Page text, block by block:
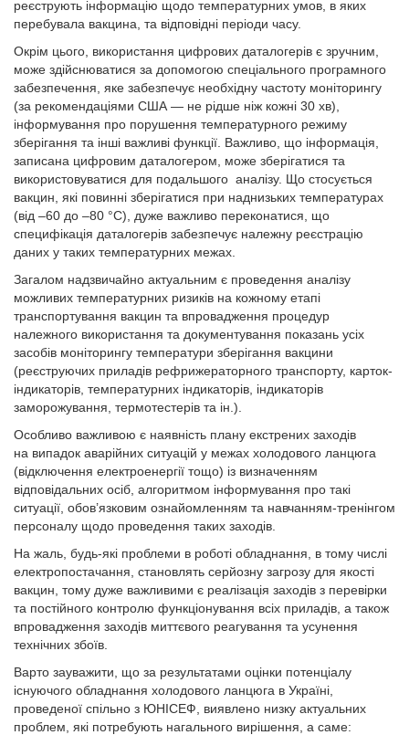
реєструють інформацію щодо температурних умов, в яких
перебувала вакцина, та відповідні періоди часу.
Окрім цього, використання цифрових даталогерів є зручним,
може здійснюватися за допомогою спеціального програмного
забезпечення, яке забезпечує необхідну частоту моніторингу
(за рекомендаціями США — не рідше ніж кожні 30 хв),
інформування про порушення температурного режиму
зберігання та інші важливі функції. Важливо, що інформація,
записана цифровим даталогером, може зберігатися та
використовуватися для подальшого аналізу. Що стосується
вакцин, які повинні зберігатися при наднизьких температурах
(від –60 до –80 °C), дуже важливо переконатися, що
специфікація даталогерів забезпечує належну реєстрацію
даних у таких температурних межах.
Загалом надзвичайно актуальним є проведення аналізу
можливих температурних ризиків на кожному етапі
транспортування вакцин та впровадження процедур
належного використання та документування показань усіх
засобів моніторингу температури зберігання вакцини
(реєструючих приладів рефрижераторного транспорту, карток-
індикаторів, температурних індикаторів, індикаторів
заморожування, термотестерів та ін.).
Особливо важливою є наявність плану екстрених заходів
на випадок аварійних ситуацій у межах холодового ланцюга
(відключення електроенергії тощо) із визначенням
відповідальних осіб, алгоритмом інформування про такі
ситуації, обов’язковим ознайомленням та навчанням-тренінгом
персоналу щодо проведення таких заходів.
На жаль, будь-які проблеми в роботі обладнання, в тому числі
електропостачання, становлять серйозну загрозу для якості
вакцин, тому дуже важливими є реалізація заходів з перевірки
та постійного контролю функціонування всіх приладів, а також
впровадження заходів миттєвого реагування та усунення
технічних збоїв.
Варто зауважити, що за результатами оцінки потенціалу
існуючого обладнання холодового ланцюга в Україні,
проведеної спільно з ЮНІСЕФ, виявлено низку актуальних
проблем, які потребують нагального вирішення, а саме: